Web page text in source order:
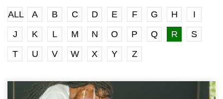
ALL A B C D E F G H
I
J
K L M N O P Q R
S
T
U V W X Y Z